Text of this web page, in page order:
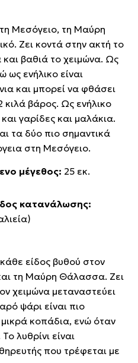
Μεσόγειο, τη Μαύρη
Ζει κοντά στην ακτή το
και βαθιά το χειμώνα. Ως
ως ενήλικο είναι
και μπορεί να φθάσει
κιλά βάρος. Ως ενήλικο
γαρίδες και μαλάκια.
τα δύο πιο σημαντικά
στη Μεσόγειο.
μέγεθος: 25 εκ.
κατανάλωσης:
είδος βυθού στον
τη Μαύρη Θάλασσα. Ζει
χειμώνα μεταναστεύει
ψάρι είναι πιο
μικρά κοπάδια, ενώ όταν
λυθρίνι είναι
που τρέφεται με